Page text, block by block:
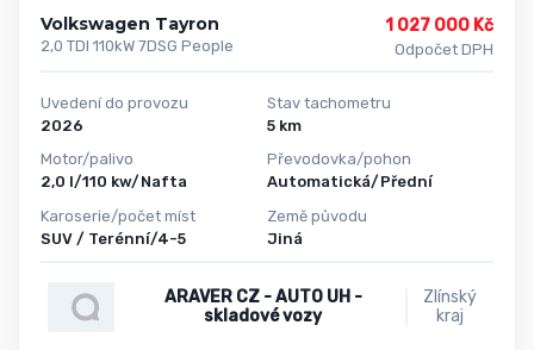
Volkswagen Tayron
2,0 TDI 110kW 7DSG People
1 027 000 Kč
Odpočet DPH
Uvedení do provozu
2026
Motor/palivo
2,0 l/110 kw/Nafta
Karoserie/počet míst
SUV / Terénní/4-5
Stav tachometru
5 km
Převodovka/pohon
Automatická/Přední
Země původu
Jiná
ARAVER CZ - AUTO UH -
skladové vozy
Zlínský
kraj